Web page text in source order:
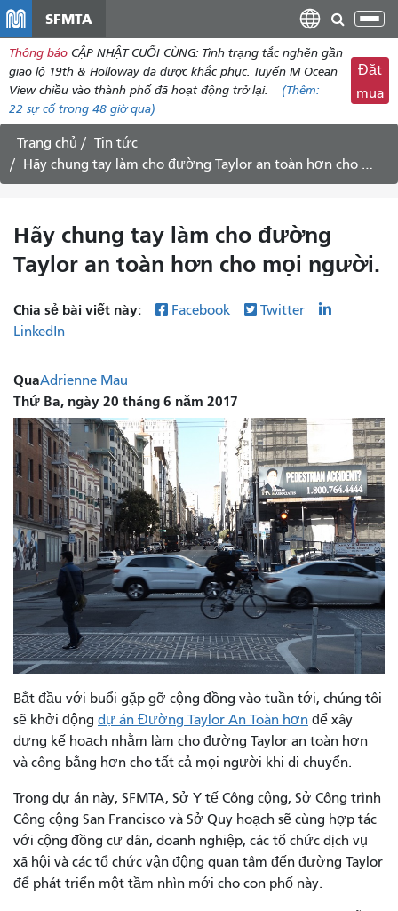
dung
SFMTA
Thông báo CẬP NHẬT CUỐI CÙNG: Tình trạng tắc nghẽn gần
giao lộ 19th & Holloway đã được khắc phục. Tuyến M Ocean
View chiều vào thành phố đã hoạt động trở lại.
(Thêm:
22 sự cố trong 48 giờ qua)
Đặt
mua
Trang chủ
Tin tức
Hãy chung tay làm cho đường Taylor an toàn hơn cho mọi người.
Hãy chung tay làm cho đường
Taylor an toàn hơn cho mọi người.
Chia sẻ bài viết này: Facebook
Twitter
LinkedIn
QuaAdrienne Mau
Thứ Ba, ngày 20 tháng 6 năm 2017
Bắt đầu với buổi gặp gỡ cộng đồng vào tuần tới, chúng tôi
sẽ khởi động dự án Đường Taylor An Toàn hơn để xây
dựng kế hoạch nhằm làm cho đường Taylor an toàn hơn
và công bằng hơn cho tất cả mọi người khi di chuyển.
Trong dự án này, SFMTA, Sở Y tế Công cộng, Sở Công trình
Công cộng San Francisco và Sở Quy hoạch sẽ cùng hợp tác
với cộng đồng cư dân, doanh nghiệp, các tổ chức dịch vụ
xã hội và các tổ chức vận động quan tâm đến đường Taylor
để phát triển một tầm nhìn mới cho con phố này.